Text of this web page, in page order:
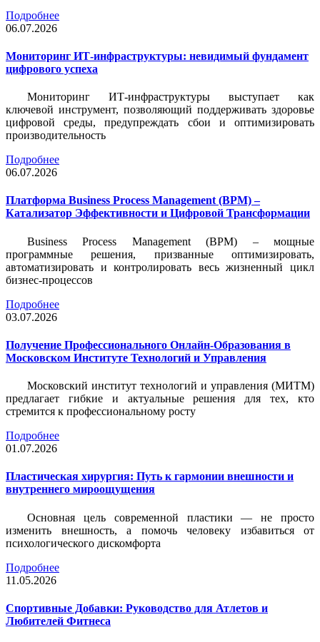
Подробнее
06.07.2026
Мониторинг ИТ-инфраструктуры: невидимый фундамент
цифрового успеха
Мониторинг ИТ-инфраструктуры выступает как
ключевой инструмент, позволяющий поддерживать здоровье
цифровой среды, предупреждать сбои и оптимизировать
производительность
Подробнее
06.07.2026
Платформа Business Process Management (BPM) –
Катализатор Эффективности и Цифровой Трансформации
Business Process Management (BPM) – мощные
программные решения, призванные оптимизировать,
автоматизировать и контролировать весь жизненный цикл
бизнес-процессов
Подробнее
03.07.2026
Получение Профессионального Онлайн-Образования в
Московском Институте Технологий и Управления
Московский институт технологий и управления (МИТМ)
предлагает гибкие и актуальные решения для тех, кто
стремится к профессиональному росту
Подробнее
01.07.2026
Пластическая хирургия: Путь к гармонии внешности и
внутреннего мироощущения
Основная цель современной пластики — не просто
изменить внешность, а помочь человеку избавиться от
психологического дискомфорта
Подробнее
11.05.2026
Спортивные Добавки: Руководство для Атлетов и
Любителей Фитнеса